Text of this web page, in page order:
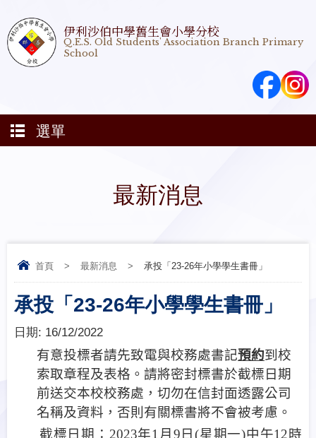
伊利沙伯中學舊生會小學分校
Q.E.S. Old Students' Association Branch Primary
School
選單
最新消息
首頁 > 最新消息 > 承投「23-26年小學學生書冊」
承投「23-26年小學學生書冊」
日期: 16/12/2022
有意投標者請先致電與校務處書記預約到校
索取章程及表格。請將密封標書於截標日期
前送交本校校務處，切勿在信封面透露公司
名稱及資料，否則有關標書將不會被考慮。
截標日期： 2023年1 月 9 日(星期一)中午12時